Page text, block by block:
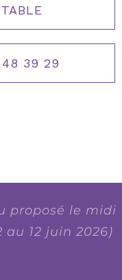
48 39 29
proposé le midi
12 juin 2026)